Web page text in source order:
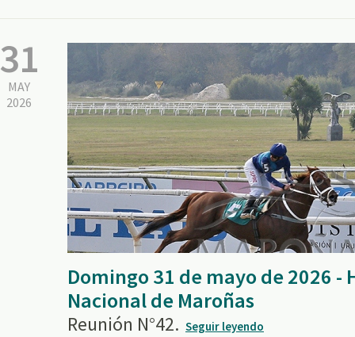
31
MAY
2026
Domingo 31 de mayo de 2026 -
Nacional de Maroñas
Reunión N°42. Seguir leyendo